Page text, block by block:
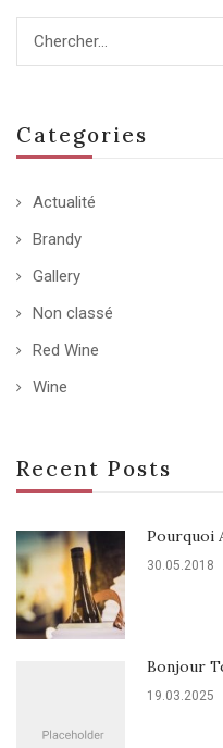
Categories
Actualité
Brandy
Gallery
Non classé
Red Wine
Wine
Recent Posts
Pourquoi
30.05.2018
Bonjour
19.03.2025